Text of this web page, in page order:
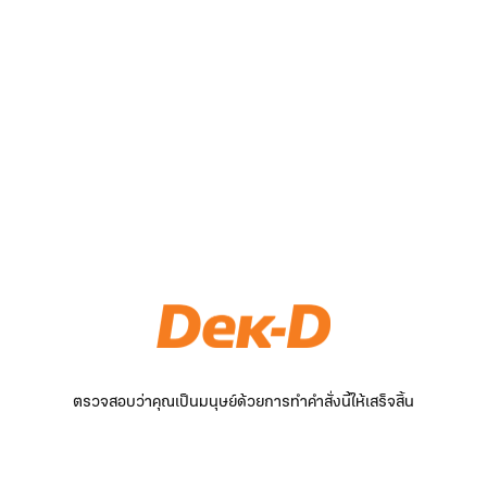
ตรวจสอบว่าคุณเป็นมนุษย์ด้วยการทำคำสั่งนี้ให้เสร็จสิ้น